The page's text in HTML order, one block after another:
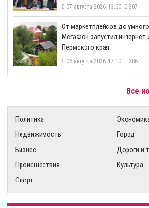
07 августа 2026, 13:00 307
От маркетплейсов до
МегаФон запустил интернет
Пермского края
06 августа 2026, 17:10 386
Все
Политика
Недвижимость
Город
Бизнес
Дороги и
Происшествия
Культура
Спорт